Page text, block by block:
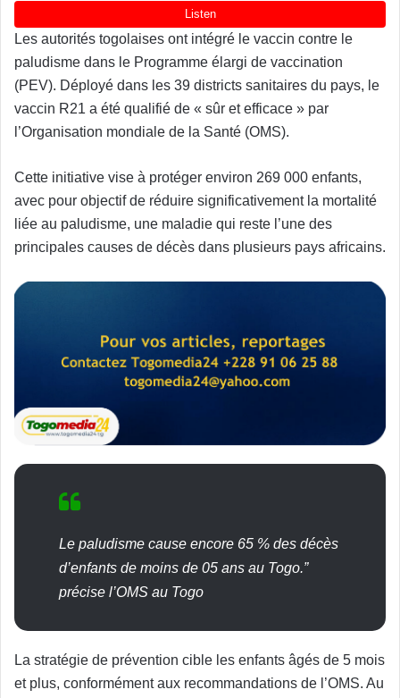
Les autorités togolaises ont intégré le vaccin contre le
paludisme dans le Programme élargi de vaccination
(PEV). Déployé dans les 39 districts sanitaires du pays, le
vaccin R21 a été qualifié de « sûr et efficace » par
l’Organisation mondiale de la Santé (OMS).
Cette initiative vise à protéger environ 269 000 enfants,
avec pour objectif de réduire significativement la mortalité
liée au paludisme, une maladie qui reste l’une des
principales causes de décès dans plusieurs pays africains.
Le paludisme cause encore 65 % des décès
d’enfants de moins de 05 ans au Togo.”
précise l’OMS au Togo
La stratégie de prévention cible les enfants âgés de 5 mois
et plus, conformément aux recommandations de l’OMS. Au